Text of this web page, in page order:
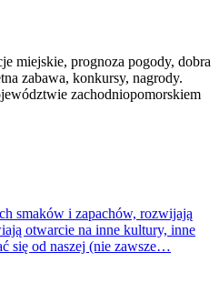
miejskie, prognoza pogody, dobra
zabawa, konkursy, nagrody.
zachodniopomorskiem
smaków i zapachów, rozwijają
otwarcie na inne kultury, inne
się od naszej (nie zawsze…